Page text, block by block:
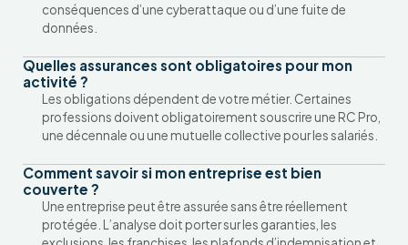
conséquences d’une cyberattaque ou d’une fuite de
données.
Quelles assurances sont obligatoires pour mon
activité ?
Les obligations dépendent de votre métier. Certaines
professions doivent obligatoirement souscrire une RC Pro,
une décennale ou une mutuelle collective pour les salariés.
Comment savoir si mon entreprise est bien
couverte ?
Une entreprise peut être assurée sans être réellement
protégée. L’analyse doit porter sur les garanties, les